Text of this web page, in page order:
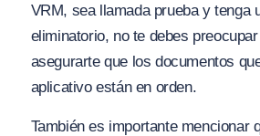
VRM, sea llamada prueba y tenga
eliminatorio, no te debes
asegurarte que los documentos
aplicativo están en orden.
También es importante mencionar